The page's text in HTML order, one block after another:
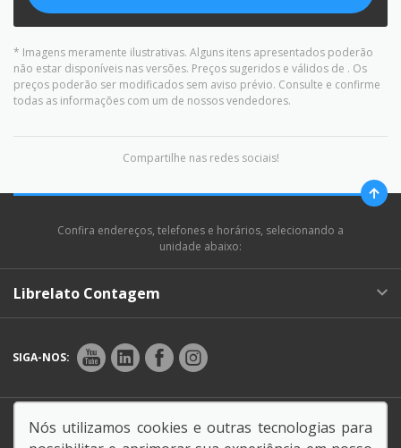
* Imagens meramente ilustrativas. Alguns itens apresentados poderão
não estar disponíveis nas versões. Preços sugeridos e válidos de . Os
preços poderão ser modificados sem aviso prévio. Consulte e confirme
todas as informações com um de nossos vendedores.
Compartilhe nas redes sociais!
Confira endereços, telefones e horários, selecionando a
unidade abaixo:
Librelato Contagem
SIGA-NOS:
Endereço Matriz: BR-381, km 493, 1100 -
Nós utilizamos cookies e outras tecnologias para